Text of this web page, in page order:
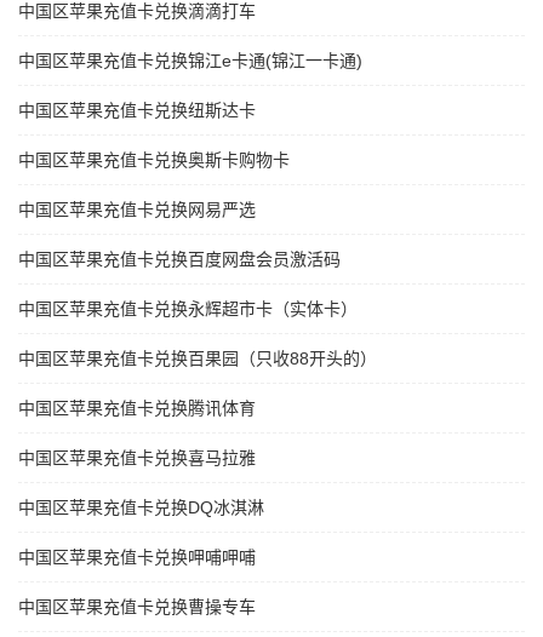
中国区苹果充值卡兑换滴滴打车
中国区苹果充值卡兑换锦江e卡通(锦江一卡通)
中国区苹果充值卡兑换纽斯达卡
中国区苹果充值卡兑换奥斯卡购物卡
中国区苹果充值卡兑换网易严选
中国区苹果充值卡兑换百度网盘会员激活码
中国区苹果充值卡兑换永辉超市卡（实体卡）
中国区苹果充值卡兑换百果园（只收88开头的）
中国区苹果充值卡兑换腾讯体育
中国区苹果充值卡兑换喜马拉雅
中国区苹果充值卡兑换DQ冰淇淋
中国区苹果充值卡兑换呷哺呷哺
中国区苹果充值卡兑换曹操专车